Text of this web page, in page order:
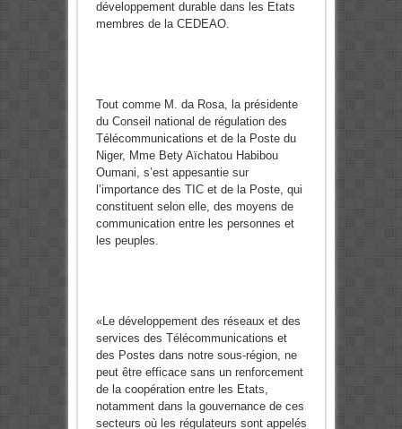
développement durable dans les Etats
membres de la CEDEAO.
Tout comme M. da Rosa, la présidente
du Conseil national de régulation des
Télécommunications et de la Poste du
Niger, Mme Bety Aïchatou Habibou
Oumani, s’est appesantie sur
l’importance des TIC et de la Poste, qui
constituent selon elle, des moyens de
communication entre les personnes et
les peuples.
«Le développement des réseaux et des
services des Télécommunications et
des Postes dans notre sous-région, ne
peut être efficace sans un renforcement
de la coopération entre les Etats,
notamment dans la gouvernance de ces
secteurs où les régulateurs sont appelés